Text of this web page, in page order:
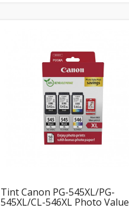
Tint Canon PG-545XL/PG-
545XL/CL-546XL Photo Value